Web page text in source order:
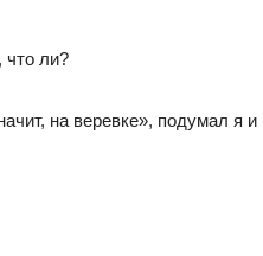
ли?
на веревке», подумал я и